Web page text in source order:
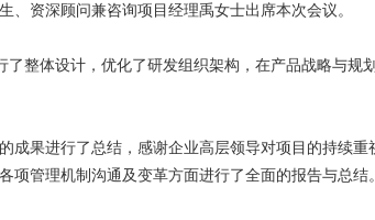
资深顾问兼咨询项目经理禹女士出席本次会议。
整体设计，优化了研发组织架构，在产品战略与
成果进行了总结，感谢企业高层领导对项目的持续
项管理机制沟通及变革方面进行了全面的报告与总